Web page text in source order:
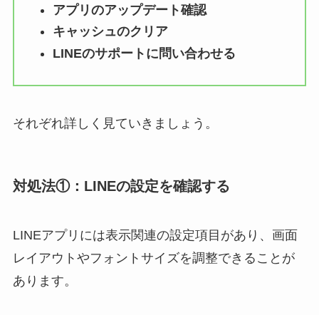
アプリのアップデート確認
キャッシュのクリア
LINEのサポートに問い合わせる
それぞれ詳しく見ていきましょう。
対処法①： LINEの設定を確認する
LINEアプリには表示関連の設定項目があり、画面
レイアウトやフォントサイズを調整できることが
あります。